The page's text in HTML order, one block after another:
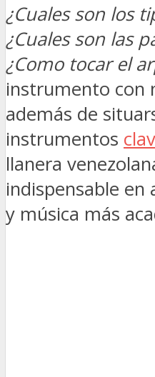
¿Cuales son los
¿Cuales son las
¿Como tocar el
instrumento con
además de
instrumentos
llanera
indispensable en
y música más